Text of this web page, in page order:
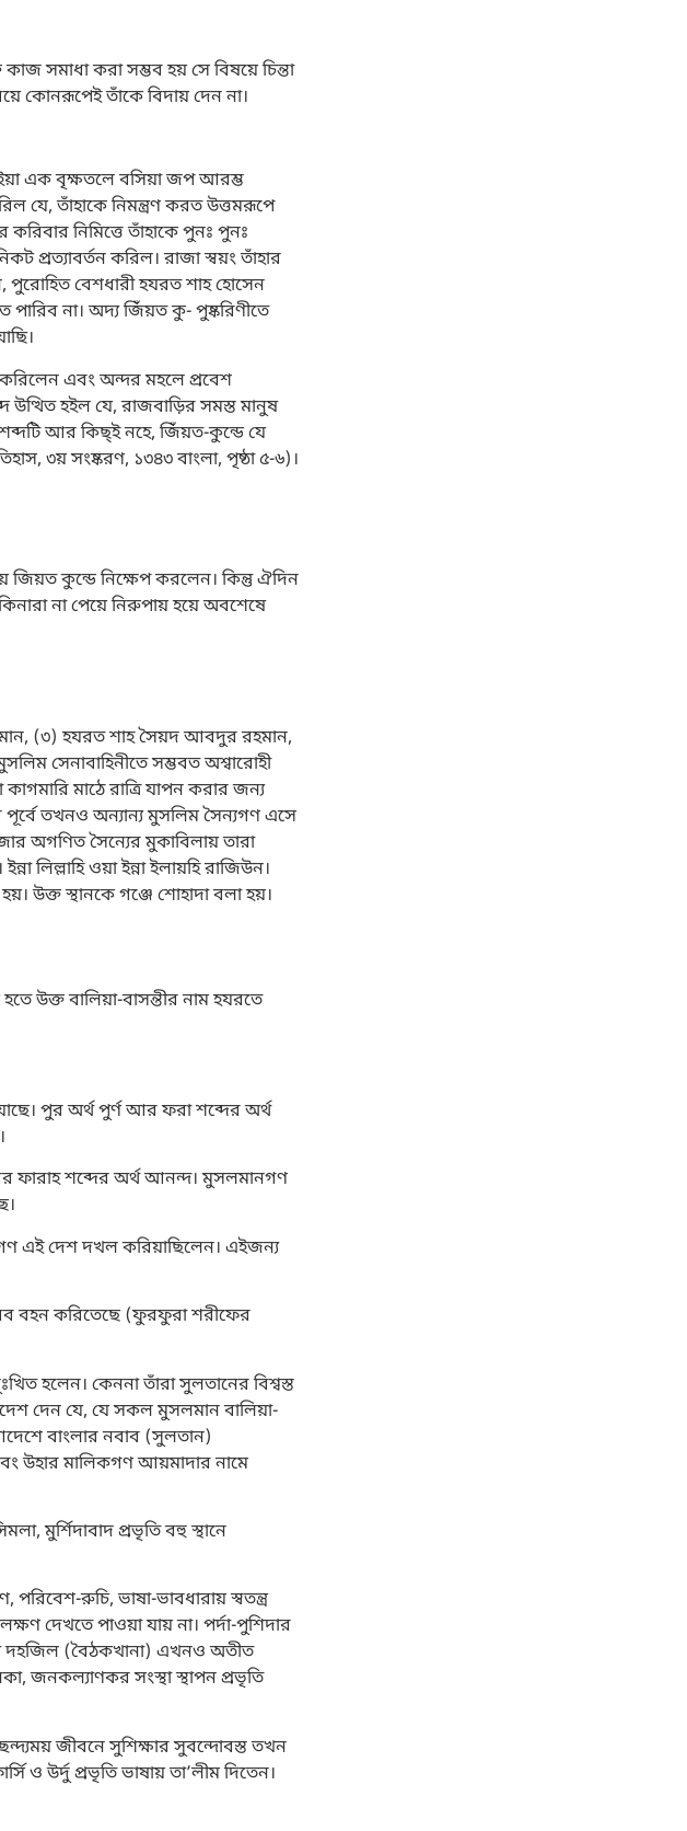
সমাধা করা সম্ভব হয় সে বিষয়ে চিন্তা
কোনরূপেই তাঁকে বিদায় দেন না।
এক বৃক্ষতলে বসিয়া জপ আরম্ভ
নিমিত্তে তাঁহাকে পুনঃ পুনঃ
প্রত্যাবর্তন করিল। রাজা স্বয়ং তাঁহার
পুরোহিত বেশধারী হযরত শাহ হোসেন
পারিব না। অদ্য জিঁয়ত কু- পুষ্করিণীতে
এবং অন্দর মহলে প্রবেশ
উত্থিত হইল যে, রাজবাড়ির সমস্ত মানুষ
শব্দটি আর কিছ্ই নহে, জিঁয়ত-কুন্ডে যে
৩য় সংষ্করণ, ১৩৪৩ বাংলা, পৃষ্ঠা ৫-৬)।
কুন্ডে নিক্ষেপ করলেন। কিন্তু ঐদিন
না পেয়ে নিরুপায় হয়ে অবশেষে
(৩) হযরত শাহ সৈয়দ আবদুর রহমান,
সেনাবাহিনীতে সম্ভবত অশ্বারোহী
মাঠে রাত্রি যাপন করার জন্য
পূর্বে তখনও অন্যান্য মুসলিম সৈন্যগণ এসে
অগণিত সৈন্যের মুকাবিলায় তারা
ওয়া ইন্না ইলায়হি রাজিউন।
উক্ত স্থানকে গঞ্জে শোহাদা বলা হয়।
উক্ত বালিয়া-বাসন্তীর নাম হযরতে
পুর অর্থ পুর্ণ আর ফরা শব্দের অর্থ
শব্দের অর্থ আনন্দ। মুসলমানগণ
এই দেশ দখল করিয়াছিলেন। এইজন্য
বহন করিতেছে (ফুরফুরা শরীফের
হলেন। কেননা তাঁরা সুলতানের বিশ্বস্ত
দেন যে, যে সকল মুসলমান বালিয়া-
বাংলার নবাব (সুলতান)
উহার মালিকগণ আয়মাদার নামে
মুর্শিদাবাদ প্রভৃতি বহু স্থানে
রুচি, ভাষা-ভাবধারায় স্বতন্ত্র
দেখতে পাওয়া যায় না। পর্দা-পুশিদার
দহজিল (বৈঠকখানা) এখনও অতীত
জনকল্যাণকর সংস্থা স্থাপন প্রভৃতি
জীবনে সুশিক্ষার সুবন্দোবস্ত তখন
ও উর্দু প্রভৃতি ভাষায় তা’লীম দিতেন।